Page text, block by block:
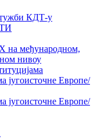
КДТ-у
на међународном,
нивоу
југоисточне Европе/
југоисточне Европе/